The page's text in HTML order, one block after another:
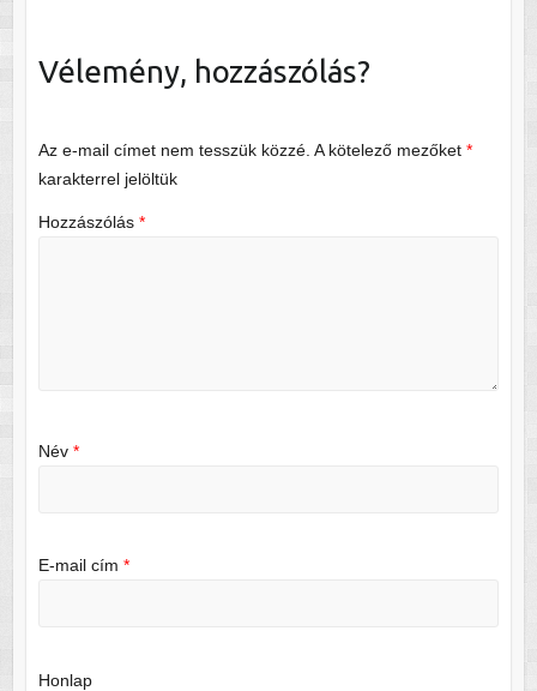
Vélemény, hozzászólás?
Az e-mail címet nem tesszük közzé. A kötelező mezőket *
karakterrel jelöltük
Hozzászólás *
Név *
E-mail cím *
Honlap